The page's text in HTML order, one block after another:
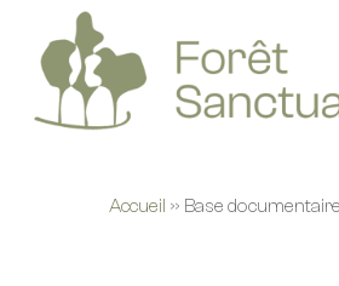
main
content
Accueil » Base documentaire